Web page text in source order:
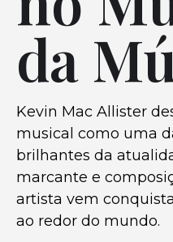
da
Kevin Mac Allister
musical como uma
brilhantes da
marcante e
artista vem
ao redor do mundo.